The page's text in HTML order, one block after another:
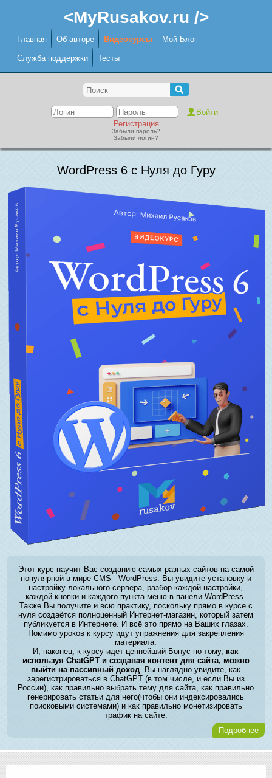
<MyRusakov.ru />
Главная Об авторе Видеокурсы Мой Блог
Служба поддержки Тесты
Регистрация
Забыли пароль?
Забыли логин?
WordPress 6 с Нуля до Гуру
Этот курс научит Вас созданию самых разных сайтов на самой
популярной в мире CMS - WordPress. Вы увидите установку и
настройку локального сервера, разбор каждой настройки,
каждой кнопки и каждого пункта меню в панели WordPress.
Также Вы получите и всю практику, поскольку прямо в курсе с
нуля создаётся полноценный Интернет-магазин, который затем
публикуется в Интернете. И всё это прямо на Ваших глазах.
Помимо уроков к курсу идут упражнения для закрепления
материала.
И, наконец, к курсу идёт ценнейший Бонус по тому,как
используя ChatGPT и создавая контент для сайта, можно
выйти на пассивный доход. Вы наглядно увидите, как
зарегистрироваться в ChatGPT (в том числе, и если Вы из
России), как правильно выбрать тему для сайта, как правильно
генерировать статьи для него(чтобы они индексировались
поисковыми системами) и как правильно монетизировать
трафик на сайте.
Подробнее